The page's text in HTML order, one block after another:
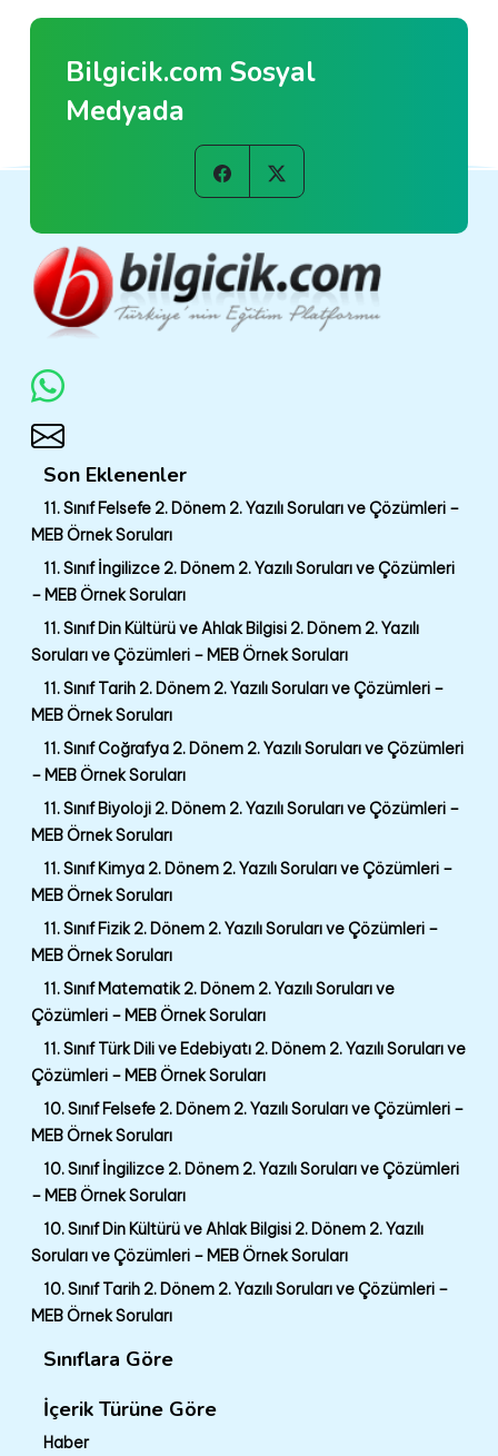
Bilgicik.com Sosyal
Medyada
Son Eklenenler
11. Sınıf Felsefe 2. Dönem 2. Yazılı Soruları ve Çözümleri –
MEB Örnek Soruları
11. Sınıf İngilizce 2. Dönem 2. Yazılı Soruları ve Çözümleri
– MEB Örnek Soruları
11. Sınıf Din Kültürü ve Ahlak Bilgisi 2. Dönem 2. Yazılı
Soruları ve Çözümleri – MEB Örnek Soruları
11. Sınıf Tarih 2. Dönem 2. Yazılı Soruları ve Çözümleri –
MEB Örnek Soruları
11. Sınıf Coğrafya 2. Dönem 2. Yazılı Soruları ve Çözümleri
– MEB Örnek Soruları
11. Sınıf Biyoloji 2. Dönem 2. Yazılı Soruları ve Çözümleri –
MEB Örnek Soruları
11. Sınıf Kimya 2. Dönem 2. Yazılı Soruları ve Çözümleri –
MEB Örnek Soruları
11. Sınıf Fizik 2. Dönem 2. Yazılı Soruları ve Çözümleri –
MEB Örnek Soruları
11. Sınıf Matematik 2. Dönem 2. Yazılı Soruları ve
Çözümleri – MEB Örnek Soruları
11. Sınıf Türk Dili ve Edebiyatı 2. Dönem 2. Yazılı Soruları ve
Çözümleri – MEB Örnek Soruları
10. Sınıf Felsefe 2. Dönem 2. Yazılı Soruları ve Çözümleri –
MEB Örnek Soruları
10. Sınıf İngilizce 2. Dönem 2. Yazılı Soruları ve Çözümleri
– MEB Örnek Soruları
10. Sınıf Din Kültürü ve Ahlak Bilgisi 2. Dönem 2. Yazılı
Soruları ve Çözümleri – MEB Örnek Soruları
10. Sınıf Tarih 2. Dönem 2. Yazılı Soruları ve Çözümleri –
MEB Örnek Soruları
Sınıflara Göre
İçerik Türüne Göre
Haber